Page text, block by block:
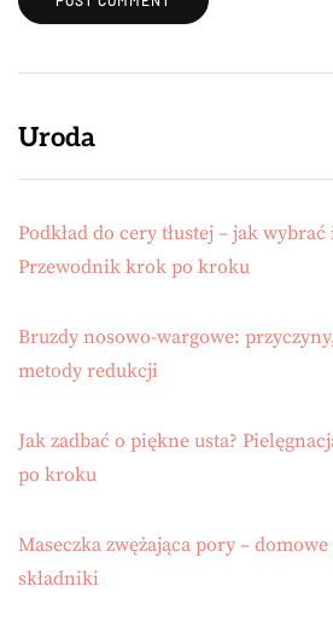
Uroda
Podkład do cery tłustej – jak wybrać
Przewodnik krok po kroku
Bruzdy nosowo-wargowe:
metody redukcji
Jak zadbać o piękne usta?
po kroku
Maseczka zwężająca pory –
składniki